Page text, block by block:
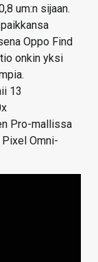
um:n sijaan.
Oppo Find
onkin yksi
13
Pro-mallissa
Omni-